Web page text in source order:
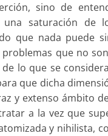
sino de
una saturación de
que nada puede
que no
lo que se
que dicha
y extenso ámbito
a la vez que
y nihilista,